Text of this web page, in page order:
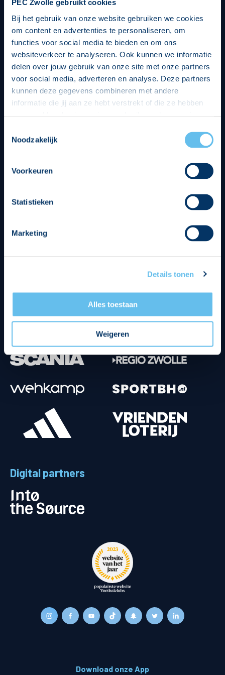
PEC Zwolle gebruikt cookies
Bij het gebruik van onze website gebruiken we cookies
om content en advertenties te personaliseren, om
functies voor social media te bieden en om ons
websiteverkeer te analyseren. Ook kunnen we informatie
delen over jouw gebruik van onze site met onze partners
voor social media, adverteren en analyse. Deze partners
kunnen deze gegevens combineren met andere
informatie die jij aan ze hebt verstrekt of die ze hebben
op een veilige en integere wijze. Je kunt je toestemming
beheren op de privacy- en cookieverklaring pagina.
Noodzakelijk
Voorkeuren
Statistieken
Marketing
Details tonen
Alles toestaan
Weigeren
Digital partners
Download onze App